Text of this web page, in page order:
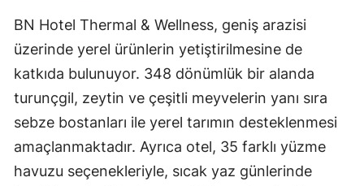
BN Hotel Thermal & Wellness, geniş arazisi
üzerinde yerel ürünlerin yetiştirilmesine de
katkıda bulunuyor. 348 dönümlük bir alanda
turunçgil, zeytin ve çeşitli meyvelerin yanı sıra
sebze bostanları ile yerel tarımın desteklenmesi
amaçlanmaktadır. Ayrıca otel, 35 farklı yüzme
havuzu seçenekleriyle, sıcak yaz günlerinde